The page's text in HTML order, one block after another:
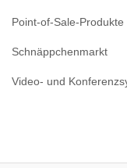
Point-of-Sale-Produkte
Schnäppchenmarkt
Video- und